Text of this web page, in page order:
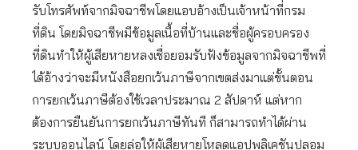
รับโทรศัพท์จากมิจฉาชีพโดยแอบอ้างเป็นเจ้าหน้าที่กรม
ที่ดิน โดยมิจฉาชีพมีข้อมูลเนื้อที่บ้านและชื่อผู้ครอบครอง
ที่ดินทำให้ผู้เสียหายหลงเชื่อยอมรับฟังข้อมูลจากมิจฉาชีพที่
ได้อ้างว่าจะมีหนังสือยกเว้นภาษีจากเขตส่งมาแต่ขั้นตอน
การยกเว้นภาษีต้องใช้เวลาประมาณ 2 สัปดาห์ แต่หาก
ต้องการยืนยันการยกเว้นภาษีทันที ก็สามารถทำได้ผ่าน
ระบบออนไลน์ โดยล่อให้ผู้เสียหายโหลดแอปพลิเคชันปลอม